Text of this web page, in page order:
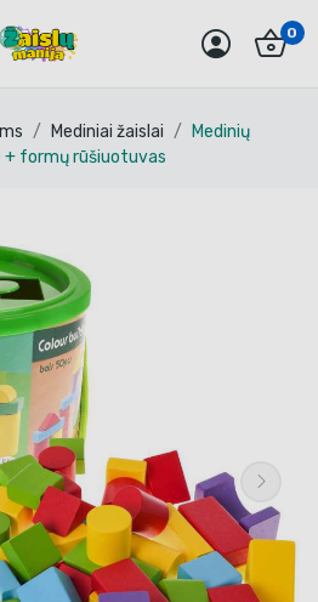
0
Mediniai žaislai
Medinių
+ formų rūšiuotuvas